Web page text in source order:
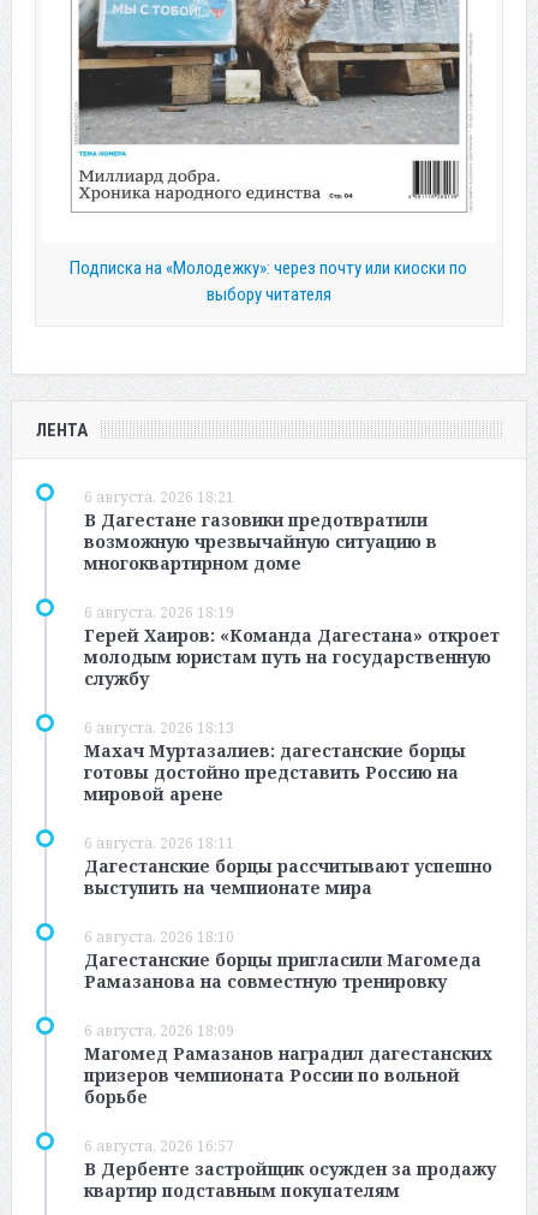
Подписка на «Молодежку»: через почту или киоски по
выбору читателя
ЛЕНТА
6 августа, 2026 18:21
В Дагестане газовики предотвратили
возможную чрезвычайную ситуацию в
многоквартирном доме
6 августа, 2026 18:19
Герей Хаиров: «Команда Дагестана» откроет
молодым юристам путь на государственную
службу
6 августа, 2026 18:13
Махач Муртазалиев: дагестанские борцы
готовы достойно представить Россию на
мировой арене
6 августа, 2026 18:11
Дагестанские борцы рассчитывают успешно
выступить на чемпионате мира
6 августа, 2026 18:10
Дагестанские борцы пригласили Магомеда
Рамазанова на совместную тренировку
6 августа, 2026 18:09
Магомед Рамазанов наградил дагестанских
призеров чемпионата России по вольной
борьбе
6 августа, 2026 16:57
В Дербенте застройщик осужден за продажу
квартир подставным покупателям